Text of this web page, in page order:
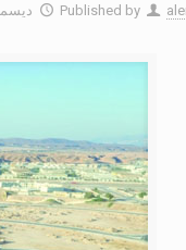
Published by ديسمبر